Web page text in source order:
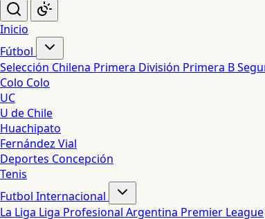
Inicio
Fútbol
Selección Chilena Primera División Primera B
Colo Colo
UC
U de Chile
Huachipato
Fernández Vial
Deportes Concepción
Tenis
Futbol Internacional
La Liga Liga Profesional Argentina Premier League